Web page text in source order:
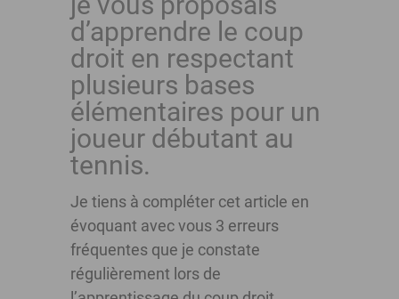
d’apprendre le coup
droit en respectant
plusieurs bases
élémentaires pour un
joueur débutant au
tennis.
Je tiens à compléter cet article en
évoquant avec vous 3 erreurs
fréquentes que je constate
régulièrement lors de